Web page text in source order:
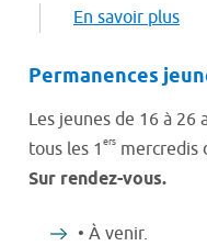
En savoir plus
Permanences
Les jeunes de 16 à
tous les 1 ers mercredis
Sur rendez-vous.
• À venir.